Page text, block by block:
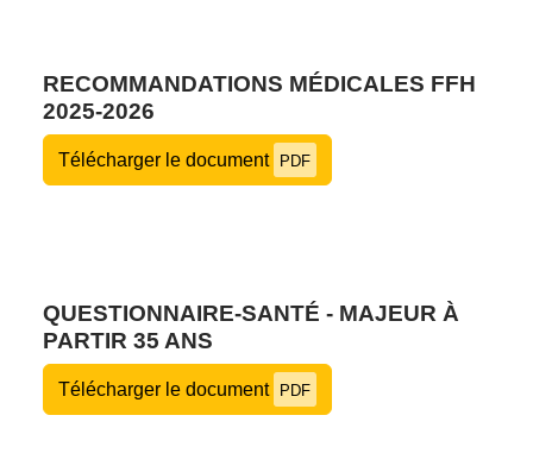
RECOMMANDATIONS MÉDICALES FFH
2025-2026
Télécharger le document PDF
QUESTIONNAIRE-SANTÉ - MAJEUR À
PARTIR 35 ANS
Télécharger le document PDF